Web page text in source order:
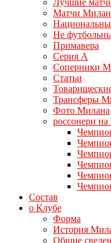
Лучшие
Матчи
Не
Примавера
Серия А
Соперники
Статьи
Трансферы
Фото Милана
россонери
Состав
о Клубе
Форма
История
Общие